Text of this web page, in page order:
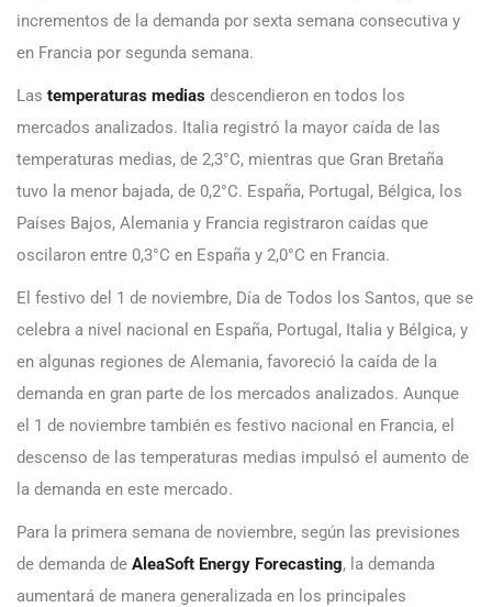
incrementos de la demanda por sexta semana consecutiva y
en Francia por segunda semana.
Las temperaturas medias descendieron en todos los
mercados analizados. Italia registró la mayor caída de las
temperaturas medias, de 2,3°C, mientras que Gran Bretaña
tuvo la menor bajada, de 0,2°C. España, Portugal, Bélgica, los
Países Bajos, Alemania y Francia registraron caídas que
oscilaron entre 0,3°C en España y 2,0°C en Francia.
El festivo del 1 de noviembre, Día de Todos los Santos, que se
celebra a nivel nacional en España, Portugal, Italia y Bélgica, y
en algunas regiones de Alemania, favoreció la caída de la
demanda en gran parte de los mercados analizados. Aunque
el 1 de noviembre también es festivo nacional en Francia, el
descenso de las temperaturas medias impulsó el aumento de
la demanda en este mercado.
Para la primera semana de noviembre, según las previsiones
de demanda de AleaSoft Energy Forecasting, la demanda
aumentará de manera generalizada en los principales